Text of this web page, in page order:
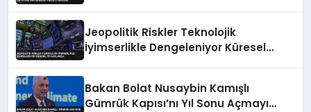
Jeopolitik Riskler Teknolojik
İyimserlikle Dengeleniyor Küresel
Bakan Bolat Nusaybin Kamışlı
Gümrük Kapısı’nı Yıl Sonu Açmayı